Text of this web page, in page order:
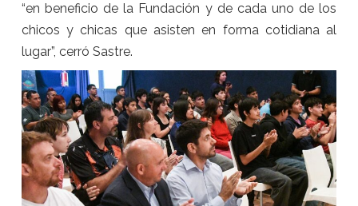
“en beneficio de la Fundación y de cada uno de los
chicos y chicas que asisten en forma cotidiana al
lugar”, cerró Sastre.